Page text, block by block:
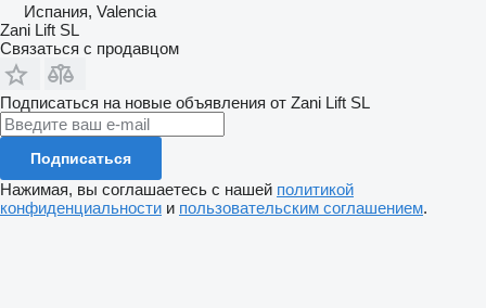
Испания, Valencia
Zani Lift SL
Связаться с продавцом
Подписаться на новые объявления от Zani Lift SL
Подписаться
Нажимая, вы соглашаетесь с нашей политикой
конфиденциальности и пользовательским соглашением.